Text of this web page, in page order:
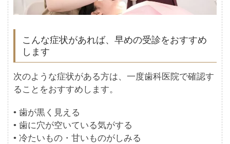
こんな症状があれば、早めの受診をおすすめ
します
次のような症状がある方は、一度歯科医院で確認す
ることをおすすめします。
• 歯が黒く見える
• 歯に穴が空いている気がする
• 冷たいもの・甘いものがしみる